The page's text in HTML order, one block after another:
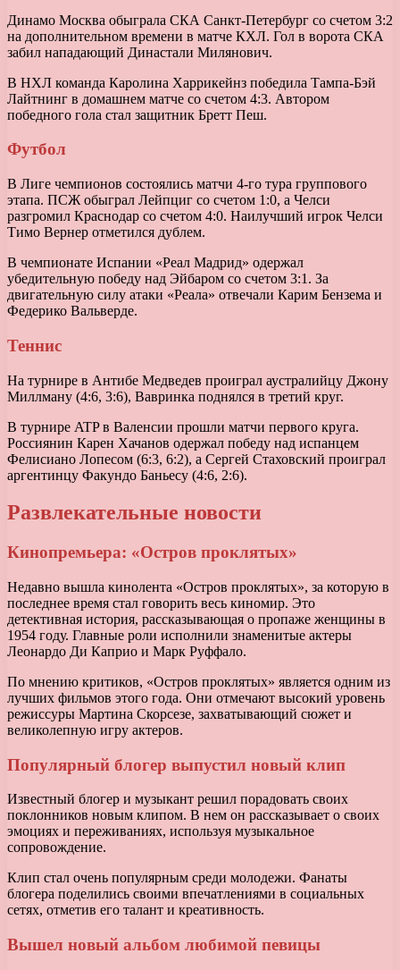
Динамо Москва обыграла СКА Санкт-Петербург со счетом 3:2
на дополнительном времени в матче КХЛ. Гол в ворота СКА
забил нападающий Династали Милянович.
В НХЛ команда Каролина Харрикейнз победила Тампа-Бэй
Лайтнинг в домашнем матче со счетом 4:3. Автором
победного гола стал защитник Бретт Пеш.
Футбол
В Лиге чемпионов состоялись матчи 4-го тура группового
этапа. ПСЖ обыграл Лейпциг со счетом 1:0, а Челси
разгромил Краснодар со счетом 4:0. Наилучший игрок Челси
Тимо Вернер отметился дублем.
В чемпионате Испании «Реал Мадрид» одержал
убедительную победу над Эйбаром со счетом 3:1. За
двигательную силу атаки «Реала» отвечали Карим Бензема и
Федерико Вальверде.
Теннис
На турнире в Антибе Медведев проиграл аустралийцу Джону
Миллману (4:6, 3:6), Вавринка поднялся в третий круг.
В турнире ATP в Валенсии прошли матчи первого круга.
Россиянин Карен Хачанов одержал победу над испанцем
Фелисиано Лопесом (6:3, 6:2), а Сергей Стаховский проиграл
аргентинцу Факундо Баньесу (4:6, 2:6).
Развлекательные новости
Кинопремьера: «Остров проклятых»
Недавно вышла кинолента «Остров проклятых», за которую в
последнее время стал говорить весь киномир. Это
детективная история, рассказывающая о пропаже женщины в
1954 году. Главные роли исполнили знаменитые актеры
Леонардо Ди Каприо и Марк Руффало.
По мнению критиков, «Остров проклятых» является одним из
лучших фильмов этого года. Они отмечают высокий уровень
режиссуры Мартина Скорсезе, захватывающий сюжет и
великолепную игру актеров.
Популярный блогер выпустил новый клип
Известный блогер и музыкант решил порадовать своих
поклонников новым клипом. В нем он рассказывает о своих
эмоциях и переживаниях, используя музыкальное
сопровождение.
Клип стал очень популярным среди молодежи. Фанаты
блогера поделились своими впечатлениями в социальных
сетях, отметив его талант и креативность.
Вышел новый альбом любимой певицы